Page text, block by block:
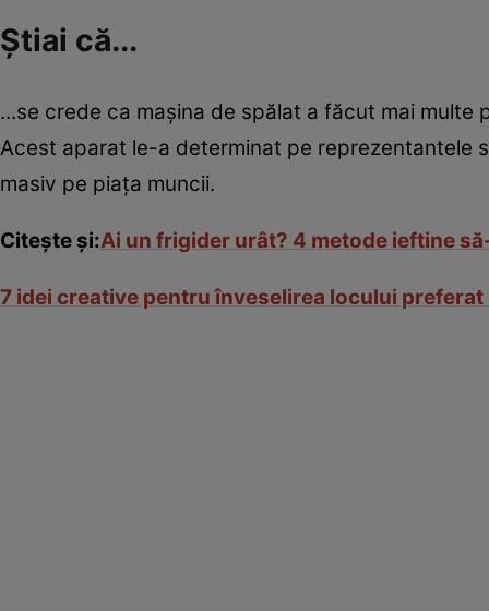
Ştiai că...
...se crede ca maşina de spălat a făcut mai
Acest aparat le-a determinat pe reprezentantele
masiv pe piaţa muncii.
Citeşte şi:Ai un frigider urât? 4 metode ieftine
7 idei creative pentru înveselirea locului preferat